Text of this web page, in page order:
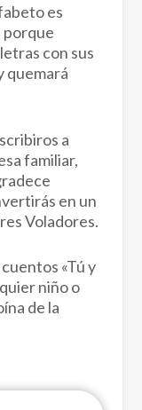
es
porque
con sus
quemará
a
familiar,
en un
Voladores.
«Tú y
niño o
de la